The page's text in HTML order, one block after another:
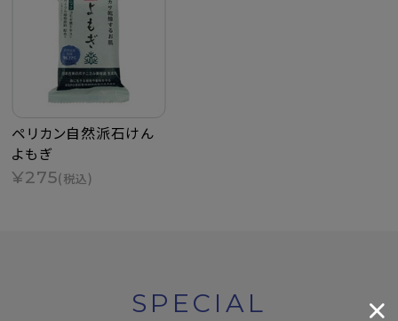
ペリカン自然派石けん
よもぎ
¥275(税込)
SPECIAL